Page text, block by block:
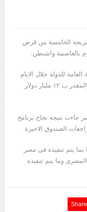
الخامسة من قرض
للدولة خلال الايام
القادمة وبذلك تكون مصر قد تسلمت ١٠ مليار دولار من اجمالى قيمة قرض الصندوق والمقدر ب ١٢ مليار دولار
جاءت نتيجة نجاح برنامج
الصندوق الاخيرة.
بما يتم تنفيذه فى مصر
وما يتم تنفيذه
Share